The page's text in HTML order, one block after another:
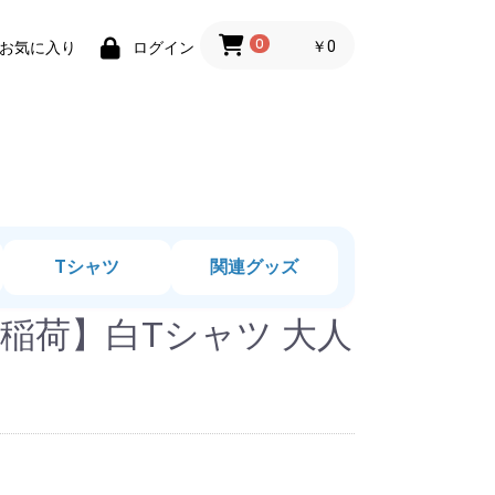
お気に入り ログイン 0 ￥0
Tシャツ 関連グッズ
荷】白Tシャツ 大人